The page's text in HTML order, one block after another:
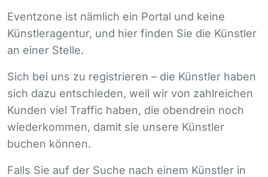
Eventzone ist nämlich ein Portal und keine
Künstleragentur, und hier finden Sie die Künstler
an einer Stelle.
Sich bei uns zu registrieren – die Künstler haben
sich dazu entschieden, weil wir von zahlreichen
Kunden viel Traffic haben, die obendrein noch
wiederkommen, damit sie unsere Künstler
buchen können.
Falls Sie auf der Suche nach einem Künstler in